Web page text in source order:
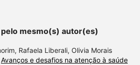
mesmo(s) autor(es)
Rafaela Liberali, Olivia Morais
Avanços e desafios na atenção à saúde